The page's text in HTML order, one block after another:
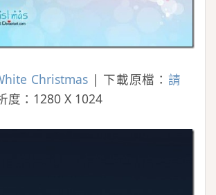
Christmas | 下載原檔：請
度：1280 X 1024